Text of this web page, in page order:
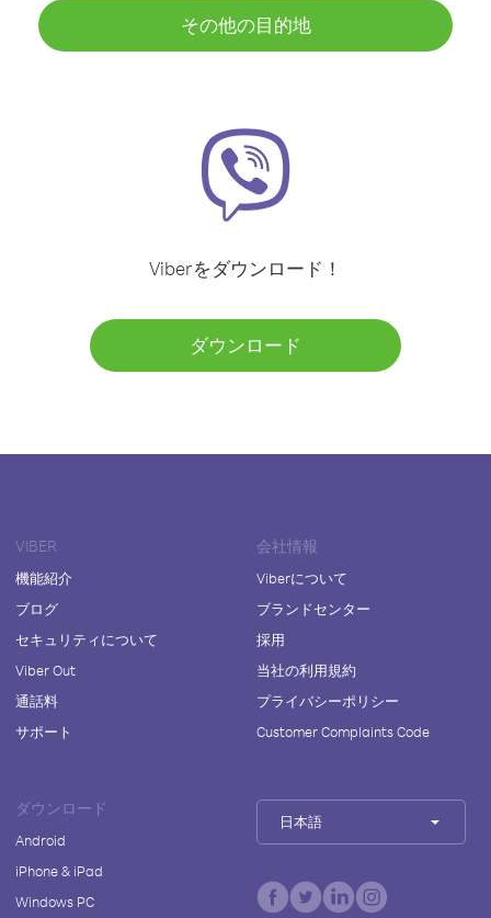
その他の目的地
Viberをダウンロード！
ダウンロード
VIBER
機能紹介
ブログ
セキュリティについて
Viber Out
通話料
サポート
会社情報
Viberについて
ブランドセンター
採用
当社の利用規約
プライバシーポリシー
Customer Complaints Code
ダウンロード
Android
iPhone & iPad
Windows PC
日本語